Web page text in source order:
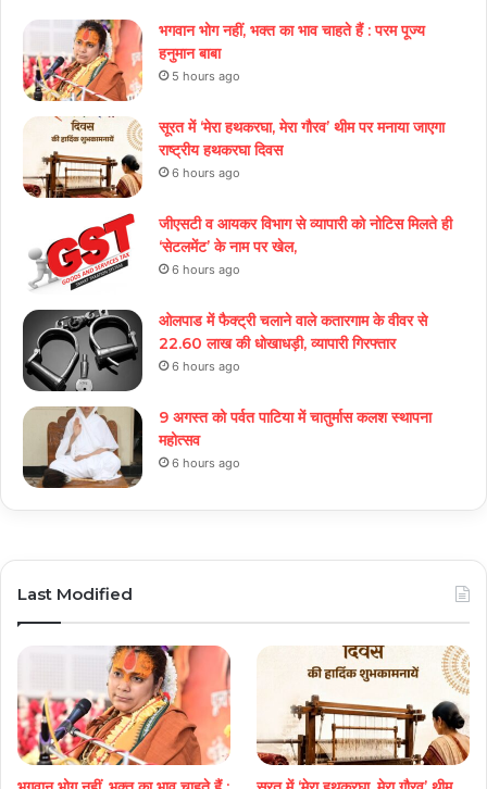
भगवान भोग नहीं, भक्त का भाव चाहते हैं : परम पूज्य
हनुमान बाबा
5 hours ago
सूरत में ‘मेरा हथकरघा, मेरा गौरव’ थीम पर मनाया जाएगा
राष्ट्रीय हथकरघा दिवस
6 hours ago
जीएसटी व आयकर विभाग से व्यापारी को नोटिस मिलते ही
‘सेटलमेंट’ के नाम पर खेल,
6 hours ago
ओलपाड में फैक्ट्री चलाने वाले कतारगाम के वीवर से
22.60 लाख की धोखाधड़ी, व्यापारी गिरफ्तार
6 hours ago
9 अगस्त को पर्वत पाटिया में चातुर्मास कलश स्थापना
महोत्सव
6 hours ago
Last Modified